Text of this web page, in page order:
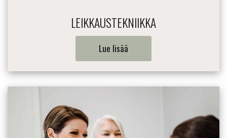
LEIKKAUSTEKNIIKKA
Lue lisää